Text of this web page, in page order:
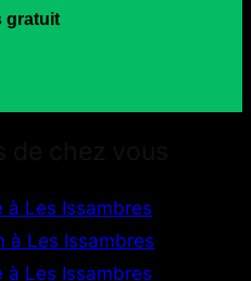
gratuit
à Les Issambres
à Les Issambres
à Les Issambres